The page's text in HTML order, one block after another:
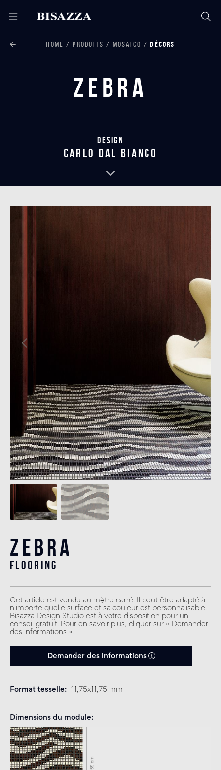
HOME PRODUITS MOSAICO DÉCORS
Zebra
Design
carlo dal bianco
Zebra
flooring
Cet article est vendu au mètre carré. Il peut être adapté à
n'importe quelle surface et sa couleur est personnalisable.
Bisazza Design Studio est à votre disposition pour un
conseil gratuit. Pour en savoir plus, cliquer sur « Demander
des informations ».
Demander des informations
Format tesselle 11,75x11,75 mm
Dimensions du module